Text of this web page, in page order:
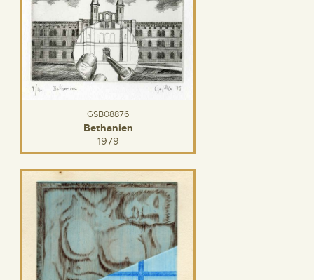
GSB08876
Bethanien
1979